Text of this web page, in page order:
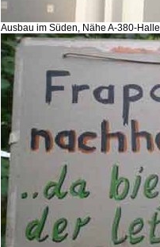
Ausbau im Süden, Nähe A-380-Halle